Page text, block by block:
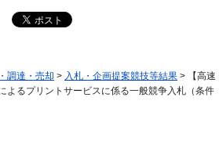
調達・売却 > 入札・企画提案競技等結果 > 【高速
よるプリントサービスに係る一般競争入札（条件